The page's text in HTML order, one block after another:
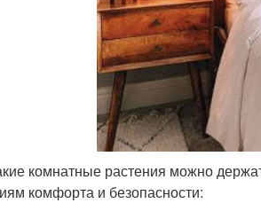
комнатные растения можно
комфорта и безопасности: